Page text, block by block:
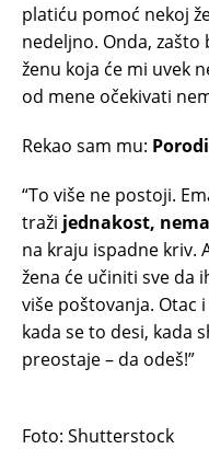
platiću pomoć nekoj
nedeljno. Onda, zašto
ženu koja će mi uvek
od mene očekivati
Rekao sam mu:
“To više ne postoji.
traži jednakost,
na kraju ispadne kriv.
žena će učiniti sve da
više poštovanja. Otac
kada se to desi, kada
preostaje – da odeš!”
Foto: Shutterstock